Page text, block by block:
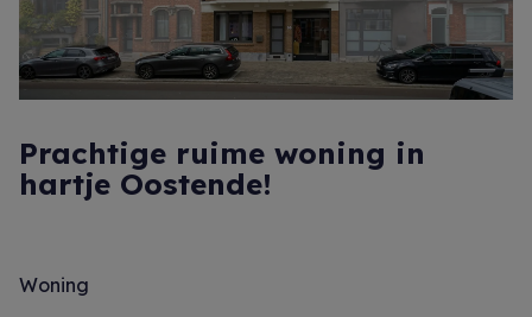
Prachtige ruime woning in
hartje Oostende!
Woning